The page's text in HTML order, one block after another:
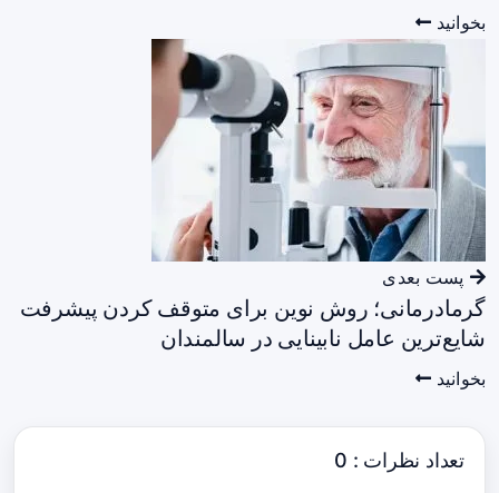
بخوانید
پست بعدی
گرمادرمانی؛ روش نوین برای متوقف کردن پیشرفت
شایع‌ترین عامل نابینایی در سالمندان
بخوانید
تعداد نظرات : 0